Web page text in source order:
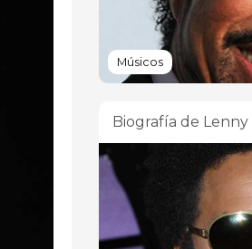
Músicos
Biografía de Lenny